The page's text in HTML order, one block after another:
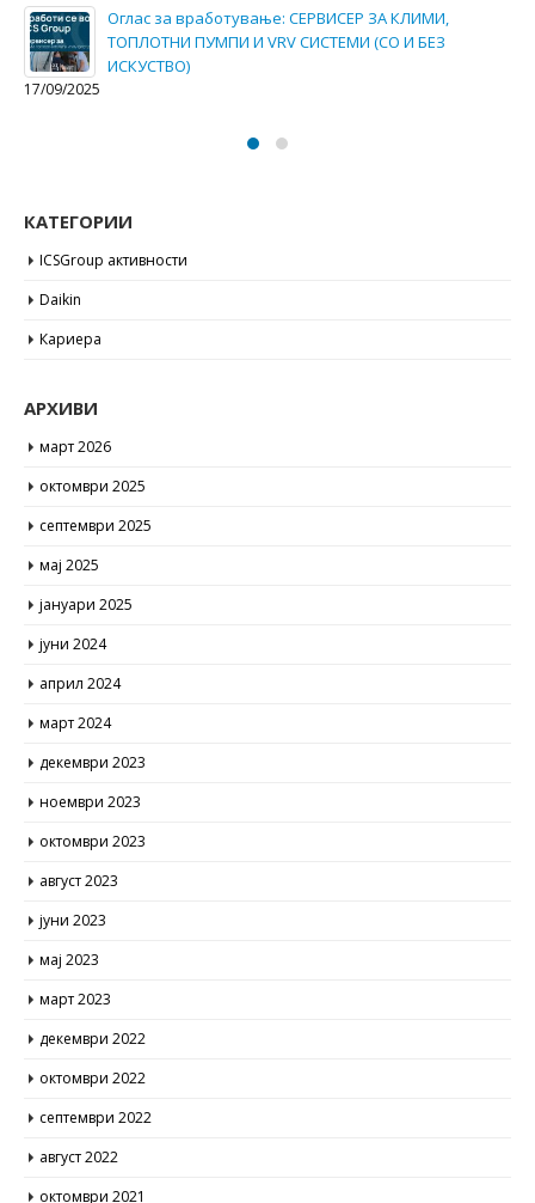
ICS Group – Daikin Kings- за највисок промет во
годинa.
КАТЕГОРИИ
ICSGroup активности
Daikin
Кариера
АРХИВИ
март 2026
октомври 2025
септември 2025
мај 2025
јануари 2025
јуни 2024
април 2024
март 2024
декември 2023
ноември 2023
октомври 2023
август 2023
јуни 2023
мај 2023
март 2023
декември 2022
октомври 2022
септември 2022
август 2022
октомври 2021